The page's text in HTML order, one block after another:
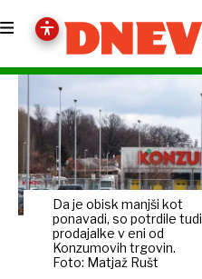
Da je obisk manjši kot
ponavadi, so potrdile tudi
prodajalke v eni od
Konzumovih trgovin.
Foto: Matjaž Rušt